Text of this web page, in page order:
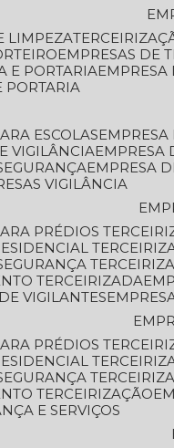
LIMPEZA
EMPRESAS
E PORTARIA
PORTARIA
ESCOLAS
VIGILÂNCIA
EMPRESA
VIGILÂNCIA
PRÉDIOS
TERCEIRIZADA
VIGILANTES
PRÉDIOS
TERCEIRIZAÇÃO
E SERVIÇOS